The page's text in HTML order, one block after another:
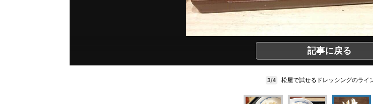
記事に戻る
3/4 松屋で試せるドレッシングのライ